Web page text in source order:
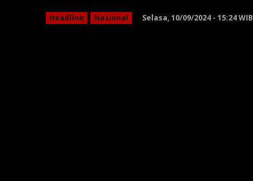
Headline Nasional Selasa, 10/09/2024 - 15:24 WIB